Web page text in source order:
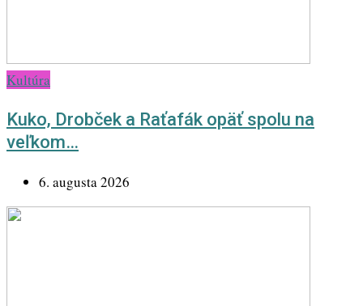
Kultúra
Kuko, Drobček a Raťafák opäť spolu na
veľkom…
6. augusta 2026